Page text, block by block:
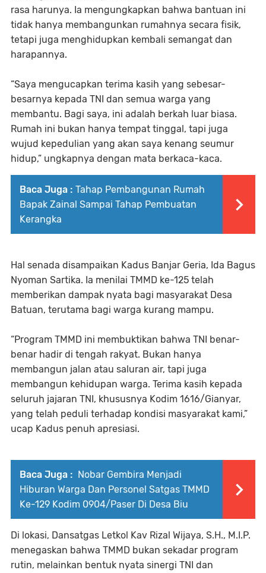
rasa harunya. Ia mengungkapkan bahwa bantuan ini
tidak hanya membangunkan rumahnya secara fisik,
tetapi juga menghidupkan kembali semangat dan
harapannya.
“Saya mengucapkan terima kasih yang sebesar-
besarnya kepada TNI dan semua warga yang
membantu. Bagi saya, ini adalah berkah luar biasa.
Rumah ini bukan hanya tempat tinggal, tapi juga
wujud kepedulian yang akan saya kenang seumur
hidup,” ungkapnya dengan mata berkaca-kaca.
Baca Juga : Tahap Pembangunan Rumah
Bapak Zainal Sampai Tahap Pembuatan
Kerangka
Hal senada disampaikan Kadus Banjar Geria, Ida Bagus
Nyoman Sartika. Ia menilai TMMD ke-125 telah
memberikan dampak nyata bagi masyarakat Desa
Batuan, terutama bagi warga kurang mampu.
“Program TMMD ini membuktikan bahwa TNI benar-
benar hadir di tengah rakyat. Bukan hanya
membangun jalan atau saluran air, tapi juga
membangun kehidupan warga. Terima kasih kepada
seluruh jajaran TNI, khususnya Kodim 1616/Gianyar,
yang telah peduli terhadap kondisi masyarakat kami,”
ucap Kadus penuh apresiasi.
Baca Juga : Nobar Gembira Menjadi
Hiburan Warga Dan Personel Satgas TMMD
Ke-129 Kodim 0904/Paser Di Desa Biu
Di lokasi, Dansatgas Letkol Kav Rizal Wijaya, S.H., M.I.P.
menegaskan bahwa TMMD bukan sekadar program
rutin, melainkan bentuk nyata sinergi TNI dan